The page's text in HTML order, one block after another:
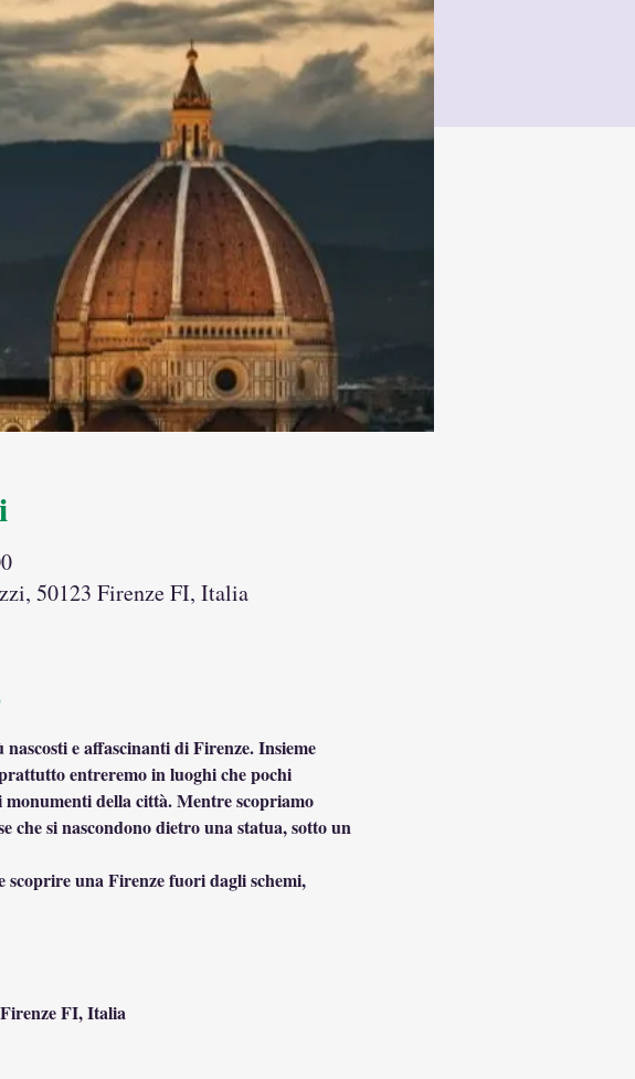
50123 Firenze FI, Italia
e affascinanti di Firenze. Insieme
entreremo in luoghi che pochi
della città. Mentre scopriamo
che si nascondono dietro una statua, sotto un
scoprire una Firenze fuori dagli schemi,
FI, Italia